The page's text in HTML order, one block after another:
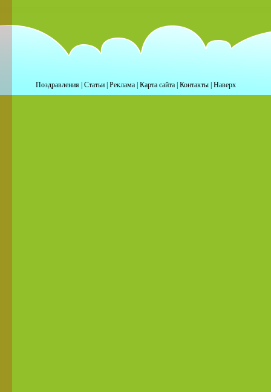
Поздравления| Статьи| Реклама| Карта сайта| Контакты| Наверх